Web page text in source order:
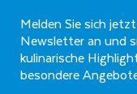
Melden Sie sich
Newsletter an und
kulinarische
besondere